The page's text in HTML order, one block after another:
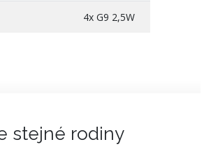
4x G9 2,5W
stejné rodiny